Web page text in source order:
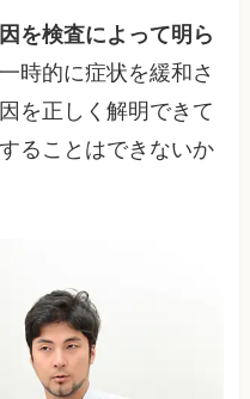
を検査によって明ら
時的に症状を緩和さ
を正しく解明できて
ることはできないか